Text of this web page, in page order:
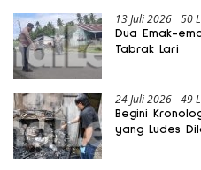
13 Juli 2026 50
Dua Emak-
Tabrak Lari
24 Juli 2026 49
Begini
yang Ludes